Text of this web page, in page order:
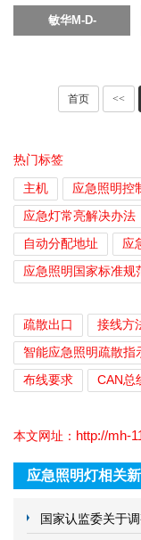
敏华M-D-
首页 <<
热门标签
主机
应急照明控
应急灯常亮解决办法
自动分配地址
应
应急照明国家标准规
疏散出口
接线方
智能应急照明疏散指
布线要求
CAN总
本文网址： http://mh-
应急照明灯相关
国家认监委关于